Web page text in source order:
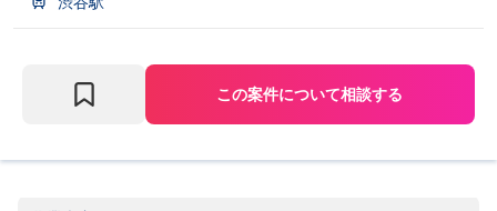
この案件について相談する